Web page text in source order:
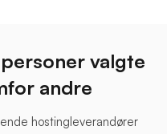
valgte
andre
hostingleverandører